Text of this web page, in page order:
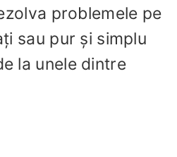
problemele pe
sau pur și simplu
la unele dintre